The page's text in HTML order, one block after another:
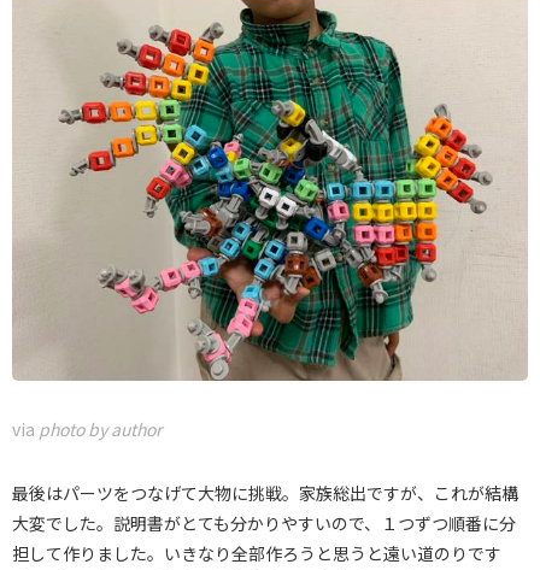
via photo by author
最後はパーツをつなげて大物に挑戦。家族総出ですが、これが結構
大変でした。説明書がとても分かりやすいので、１つずつ順番に分
担して作りました。いきなり全部作ろうと思うと遠い道のりです